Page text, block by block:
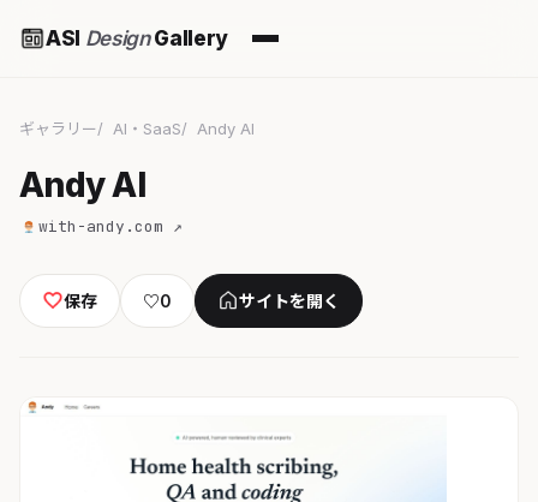
ASI DesignGallery
ギャラリー AI・SaaS Andy AI
Andy AI
with-andy.com ↗
保存 ♡0 サイトを開く